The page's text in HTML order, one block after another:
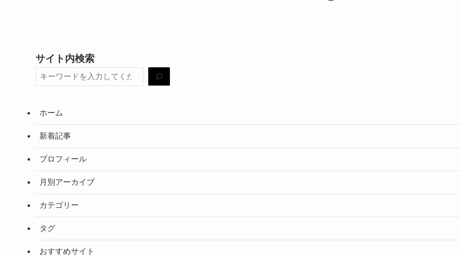
サイト内検索
ホーム
新着記事
プロフィール
月別アーカイブ
カテゴリー
タグ
おすすめサイト